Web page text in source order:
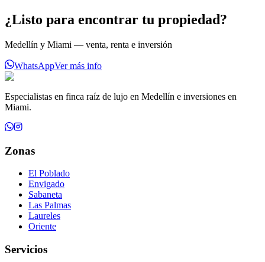
¿Listo para encontrar tu propiedad?
Medellín y Miami — venta, renta e inversión
WhatsAppVer más info
Especialistas en finca raíz de lujo en Medellín e inversiones en
Miami.
Zonas
El Poblado
Envigado
Sabaneta
Las Palmas
Laureles
Oriente
Servicios